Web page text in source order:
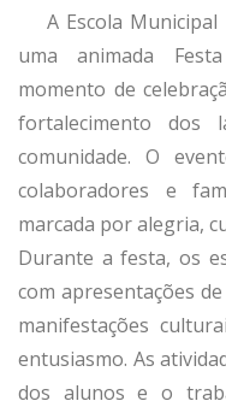
A Escola
uma animada
momento de
fortalecimento dos
comunidade. O
colaboradores e
marcada por alegria,
Durante a festa, os
com apresentações
manifestações
entusiasmo. As
dos alunos e o